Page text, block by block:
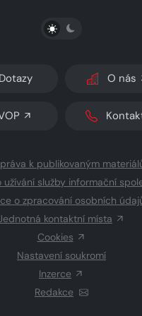
PŘEPNOUT SVĚTLÝ/
Dotazy O nás
k publikovaným
užívání služby informační
o zpracování osobních
kontaktní místa
Cookies
Nastavení soukromí
Inzerce
Redakce